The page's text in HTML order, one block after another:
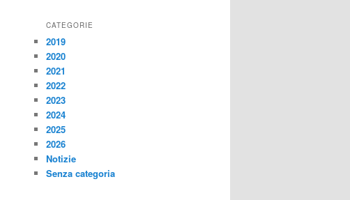
CATEGORIE
2019
2020
2021
2022
2023
2024
2025
2026
Notizie
Senza categoria